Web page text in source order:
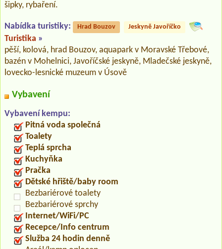
šipky, rybaření.
Nabídka turistiky: Hrad Bouzov Jeskyně Javoříčko
Turistika »
pěší, kolová, hrad Bouzov, aquapark v Moravské Třebové,
bazén v Mohelnici, Javoříčské jeskyně, Mladečské jeskyně,
lovecko-lesnické muzeum v Úsově
Vybavení
Vybavení kempu:
Pitná voda společná
Toalety
Teplá sprcha
Kuchyňka
Pračka
Dětské hřiště/baby room
Bezbariérové toalety
Bezbariérové sprchy
Internet/WiFi/PC
Recepce/Info centrum
Služba 24 hodin denně